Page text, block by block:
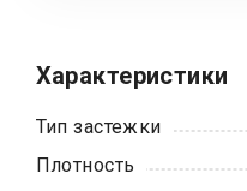
Характеристики
Тип застежки
Плотность